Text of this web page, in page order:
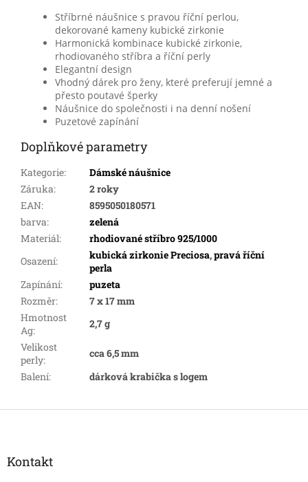
Stříbrné náušnice s pravou říční perlou,
dekorované kameny kubické zirkonie
Harmonická kombinace kubické zirkonie,
rhodiovaného stříbra a říční perly
Elegantní design
Vhodný dárek pro ženy, které preferují jemné a
přesto poutavé šperky
Náušnice do společnosti i na denní nošení
Puzetové zapínání
Doplňkové parametry
Kategorie:
Dámské náušnice
Záruka:
2 roky
EAN:
8595050180571
barva:
zelená
Materiál:
rhodiované stříbro 925/1000
Osazení: kubická zirkonie Preciosa,pravá říční
perla
Zapínání:
puzeta
Rozměr:
7 x 17 mm
Hmotnost
Ag:
2,7 g
Velikost
perly:
cca 6,5 mm
Balení: dárková krabička s logem
Z
Kontakt